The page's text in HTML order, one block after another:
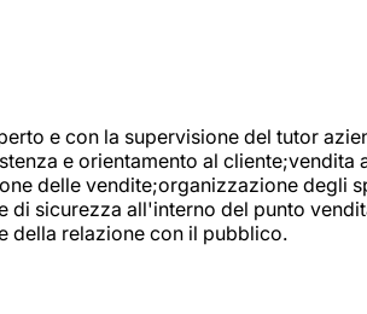
e con la supervisione del tutor
e orientamento al
delle vendite;organizzazione degli
sicurezza all'interno del punto
della relazione con il pubblico.